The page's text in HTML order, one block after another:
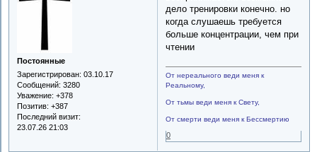
Постоянные
Зарегистрирован: 03.10.17
Сообщений: 3280
Уважение: +378
Позитив: +387
Последний визит:
23.07.26 21:03
дело тренировки конечно. но
когда слушаешь требуется
больше концентрации, чем при
чтении
От нереального веди меня к
Реальному,
От тьмы веди меня к Свету,
От смерти веди меня к Бессмертию
0